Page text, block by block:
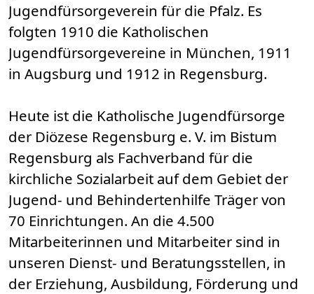
Jugendfürsorgeverein für die Pfalz. Es
folgten 1910 die Katholischen
Jugendfürsorgevereine in München, 1911
in Augsburg und 1912 in Regensburg.
Heute ist die Katholische Jugendfürsorge
der Diözese Regensburg e. V. im Bistum
Regensburg als Fachverband für die
kirchliche Sozialarbeit auf dem Gebiet der
Jugend- und Behindertenhilfe Träger von
70 Einrichtungen. An die 4.500
Mitarbeiterinnen und Mitarbeiter sind in
unseren Dienst- und Beratungsstellen, in
der Erziehung, Ausbildung, Förderung und